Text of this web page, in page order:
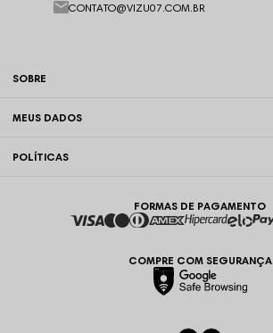
SOBRE
MEUS DADOS
POLÍTICAS
CONTATO@VIZU07.COM.BR
FORMAS DE PAGAMENTO
COMPRE COM SEGURANÇA